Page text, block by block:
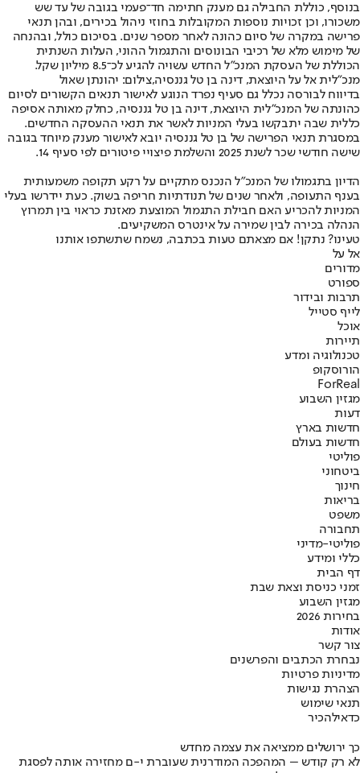
בנוסף, כוללת החבילה גם מענק חתימה חד־פעמי בגובה של עד שש
משכורו, וכן זכויות נוספות המקובלות בחוזי ניהול בכירים, ובהן תנאי
פרישה במקרה של סיום כהונה לאחר מספר שנים. בסיכום כולל, ובהנחה
של מימוש מלא של רכיבי הבונוסים והתגמול ההוני, העלות השנתית
הכוללת של העסקת המנכ"ל החדש עשויה להגיע לכ־8.5 מיליון שקל.
מנכ"לית אל על היוצאת, דינה בן טל גננסיה,צילום: יהונתן שאול
בדיווח לבורסה נכלל גם סעיף נפרד הנוגע לאישור תנאים הקשורים לסיום
כהונתה של המנכ"לית היוצאת, דינה בן טל גננסיה, כחלק מאותה אסיפה
כללית שבה יתבקשו בעלי המניות לאשר את תנאי ההעסקה החדשים.
במסגרת תנאי הפרישה של בן טל גננסיה יובא לאישור מענק מיוחד בגובה
שישה חודשי שכר לשנת 2025 והשלמת פיצויי פיטורים לפי סעיף 14.
הדיון בתגמולו של המנכ"ל הנכנס מתקיים על רקע תקופה משמעותית
בענף התעופה, ולאחר שנים של תנודתיות חריפה בשוק. כעת יידרשו בעלי
המניות להכריע האם חבילת התגמול המוצעת מאזנת כראוי בין תמרוץ
הנהלה בכירה לבין שמירה על אינטרס המשקיעים.
טעינו? נתקן! אם מצאתם טעות בכתבה, נשמח שתשתפו אותנו
אל על
מדורים
ספורט
תרבות ובידור
לייף סטייל
אוכל
תיירות
טכנולוגיה ומדע
הורוסקופ
ForReal
מגזין השבוע
דעות
חדשות בארץ
חדשות בעולם
פוליטי
ביטחוני
חינוך
בריאות
משפט
תחבורה
פוליטי-מדיני
כללי ומידע
דף הבית
זמני כניסת וצאת שבת
מגזין השבוע
בחירות 2026
אודות
צור קשר
נבחרת הכתבים והפרשנים
מדיניות פרטיות
הצהרת נגישות
תנאי שימוש
כדאילהכיר
כך ירושלים ממציאה את עצמה מחדש
לא רק קודש – המהפכה המודרנית שעוברת י-ם מחזירה אותה לפסגת